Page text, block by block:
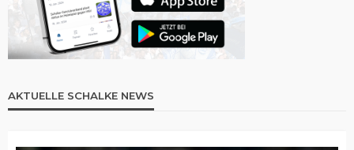
AKTUELLE SCHALKE NEWS